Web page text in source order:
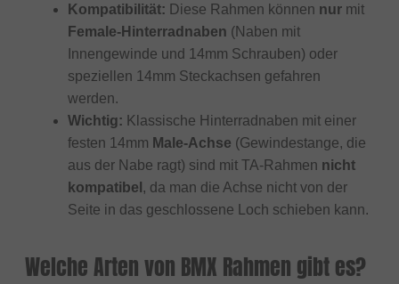
Kompatibilität: Diese Rahmen können nur mit
Female-Hinterradnaben (Naben mit
Innengewinde und 14mm Schrauben) oder
speziellen 14mm Steckachsen gefahren
werden.
Wichtig: Klassische Hinterradnaben mit einer
festen 14mm Male-Achse (Gewindestange, die
aus der Nabe ragt) sind mit TA-Rahmen nicht
kompatibel , da man die Achse nicht von der
Seite in das geschlossene Loch schieben kann.
Welche Arten von BMX Rahmen gibt es?